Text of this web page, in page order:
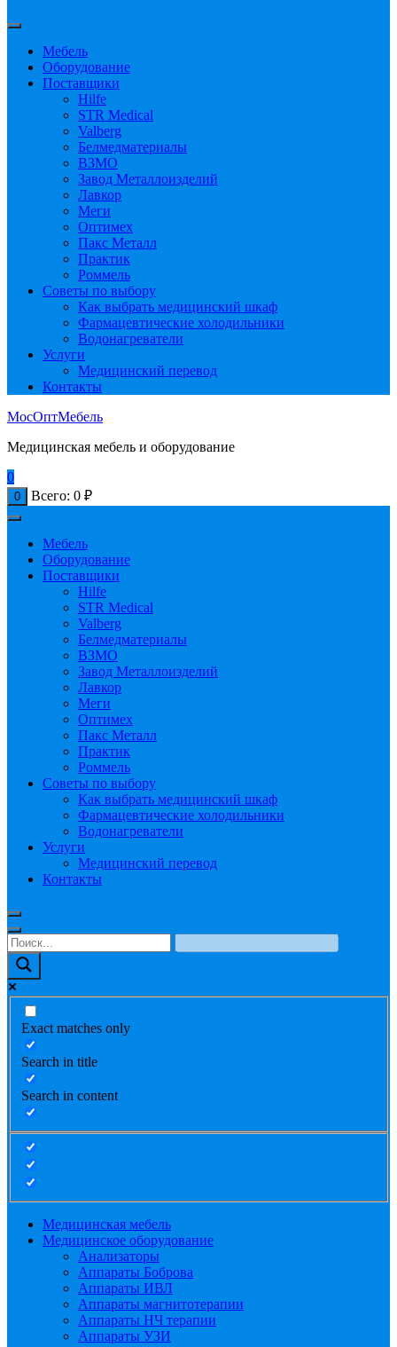
Мебель
Оборудование
Поставщики
Hilfe
STR Medical
Valberg
Белмедматериалы
ВЗМО
Завод Металлоизделий
Лавкор
Меги
Оптимех
Пакс Металл
Практик
Роммель
Советы по выбору
Как выбрать медицинский шкаф
Фармацевтические холодильники
Водонагреватели
Услуги
Медицинский перевод
Контакты
МосОптМебель
Медицинская мебель и оборудование
0
0 Всего: 0 ₽
Мебель
Оборудование
Поставщики
Hilfe
STR Medical
Valberg
Белмедматериалы
ВЗМО
Завод Металлоизделий
Лавкор
Меги
Оптимех
Пакс Металл
Практик
Роммель
Советы по выбору
Как выбрать медицинский шкаф
Фармацевтические холодильники
Водонагреватели
Услуги
Медицинский перевод
Контакты
Exact matches only
Search in title
Search in content
Медицинская мебель
Медицинское оборудование
Анализаторы
Аппараты Боброва
Аппараты ИВЛ
Аппараты магнитотерапии
Аппараты НЧ терапии
Аппараты УЗИ